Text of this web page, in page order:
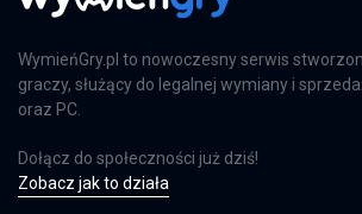
WymieńGry.pl to nowoczesny serwis
graczy, służący do legalnej wymiany i
oraz PC.
Dołącz do społeczności już dziś!
Zobacz jak to działa